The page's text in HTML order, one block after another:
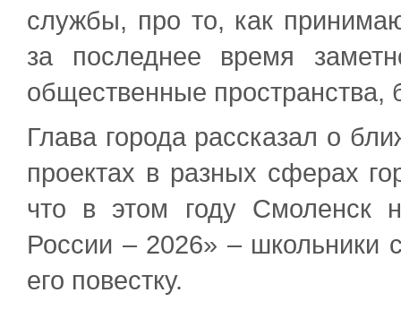
службы, про то, как
за последнее время
общественные пространства,
Глава города рассказал о
проектах в разных сферах
что в этом году Смоленск
России – 2026» – школьники
его повестку.